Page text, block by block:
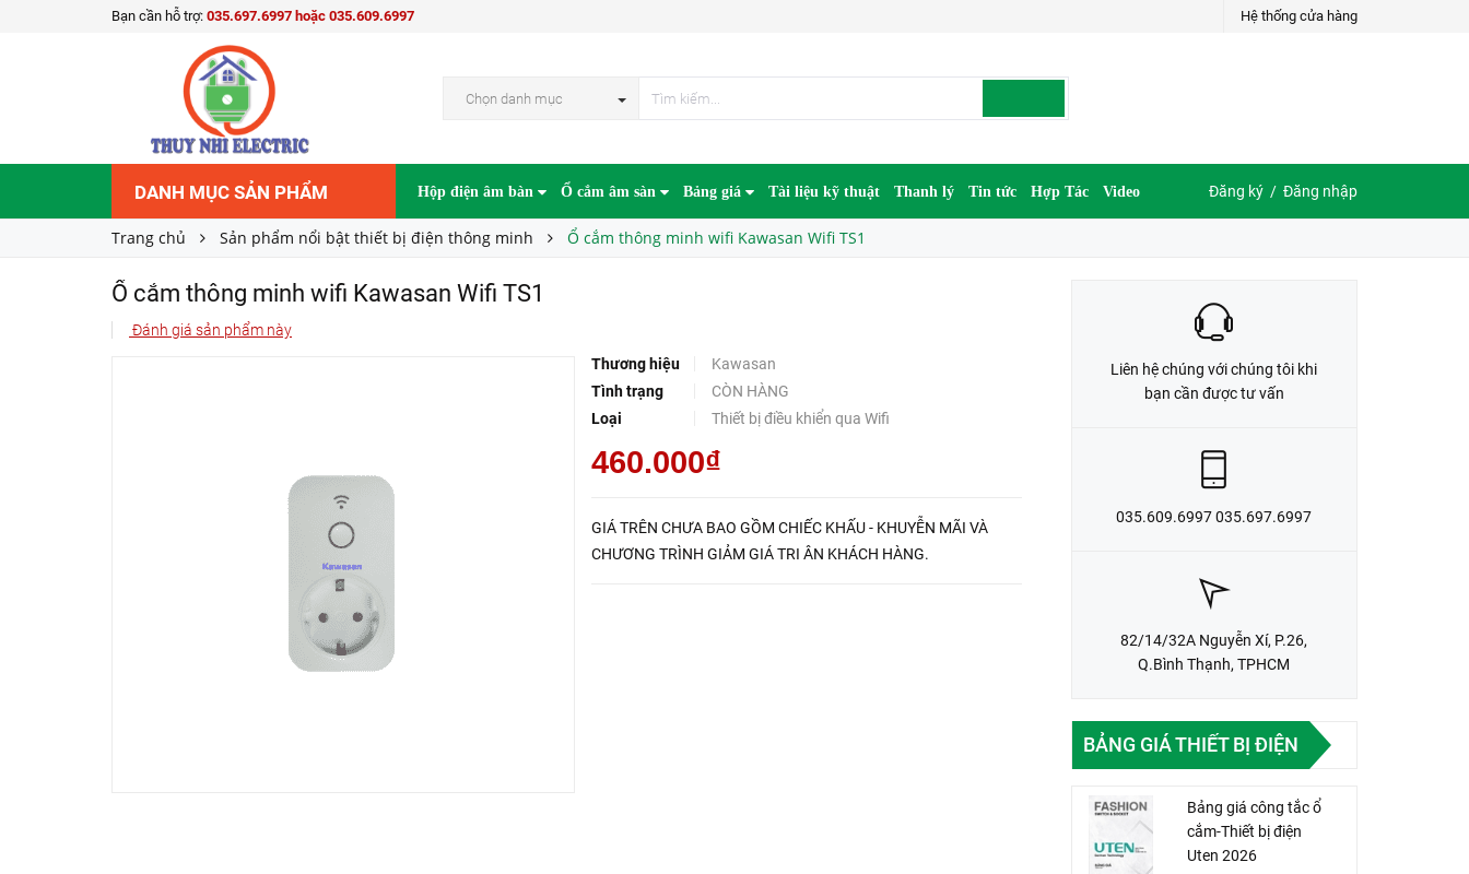
Bạn cần hỗ trợ: 035.697.6997 hoặc 035.609.6997 Hệ thống cửa hàng
Chọn danh mục
DANH MỤC SẢN PHẨM Hộp điện âm bàn Ổ cắm âm sàn Bảng giá Tài liệu kỹ thuật Thanh lý Tin tức Hợp Tác Video Đăng ký / Đăng nhập
Trang chủ Sản phẩm nổi bật thiết bị điện thông minh Ổ cắm thông minh wifi Kawasan Wifi TS1
Ổ cắm thông minh wifi Kawasan Wifi TS1
Đánh giá sản phẩm này
Thương hiệu
Kawasan
Tình trạng
CÒN HÀNG
Loại
Thiết bị điều khiển qua Wifi
460.000₫
GIÁ TRÊN CHƯA BAO GỒM CHIẾC KHẤU - KHUYỄN MÃI VÀ
CHƯƠNG TRÌNH GIẢM GIÁ TRI ÂN KHÁCH HÀNG.
Ổ cắm thông minh wifi Kawasan Wifi TS1
Giá bán: 460.000₫
LIÊN HỆ ĐẶT HÀNG
Liên hệ chúng với chúng tôi khi
bạn cần được tư vấn
035.609.6997 035.697.6997
82/14/32A Nguyễn Xí, P.26,
Q.Bình Thạnh, TPHCM
BẢNG GIÁ THIẾT BỊ ĐIỆN
Bảng giá công tắc ổ
cắm-Thiết bị điện
Uten 2026